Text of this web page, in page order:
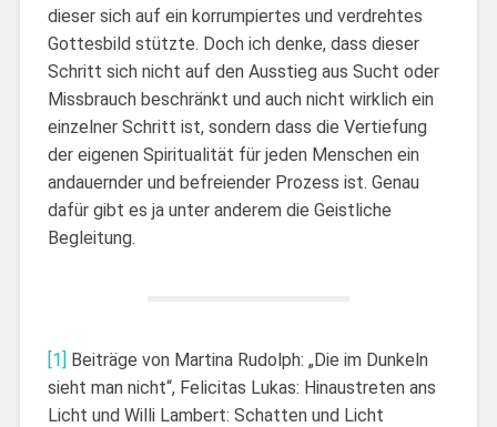
dieser sich auf ein korrumpiertes und verdrehtes
Gottesbild stützte. Doch ich denke, dass dieser
Schritt sich nicht auf den Ausstieg aus Sucht oder
Missbrauch beschränkt und auch nicht wirklich ein
einzelner Schritt ist, sondern dass die Vertiefung
der eigenen Spiritualität für jeden Menschen ein
andauernder und befreiender Prozess ist. Genau
dafür gibt es ja unter anderem die Geistliche
Begleitung.
[1] Beiträge von Martina Rudolph: „Die im Dunkeln
sieht man nicht“, Felicitas Lukas: Hinaustreten ans
Licht und Willi Lambert: Schatten und Licht